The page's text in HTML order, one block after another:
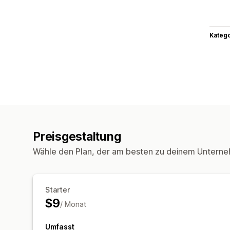
Preisgestaltung
Wähle den Plan, der am besten zu deinem
Starter
$9/ Monat
Umfasst